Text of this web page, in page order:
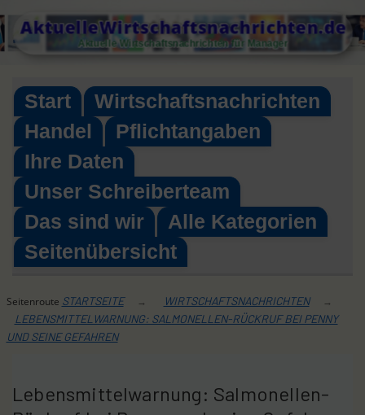
Skip
to AktuelleWirtschaftsnachrichten.de
Aktuelle Wirtschaftsnachrichten für Manager
Start
Wirtschaftsnachrichten
Handel
Pflichtangaben
Ihre Daten
Unser Schreiberteam
Das sind wir
Alle Kategorien
Seitenübersicht
Seitenroute STARTSEITE → WIRTSCHAFTSNACHRICHTEN →
LEBENSMITTELWARNUNG: SALMONELLEN-RÜCKRUF BEI PENNY
UND SEINE GEFAHREN
Lebensmittelwarnung: Salmonellen-